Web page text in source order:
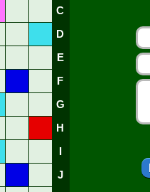
C
D
E
F
G
H
J